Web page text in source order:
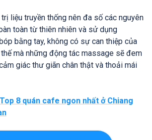
liệu truyền thống nên đa số các nguyên
toàn từ thiên nhiên và sử dụng
bằng tay, không có sự can thiệp của
mà những động tác massage sẽ đem
giác thư giãn chân thật và thoải mái
Top 8 quán cafe ngon nhất ở Chiang